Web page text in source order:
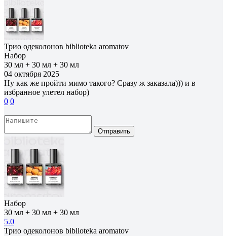
Трио одеколонов biblioteka aromatov
Набор
30 мл + 30 мл + 30 мл
04 октября 2025
Ну как же пройти мимо такого? Сразу ж заказала))) и в
избранное улетел набор)
0 0
Отправить
Набор
30 мл + 30 мл + 30 мл
5.0
Трио одеколонов biblioteka aromatov